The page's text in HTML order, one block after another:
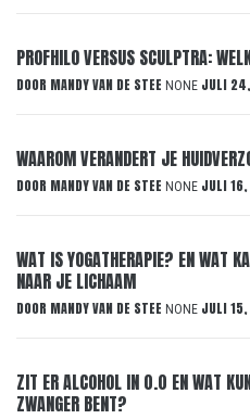
PROFHILO VERSUS SCULPTRA:
DOOR MANDY VAN DE STEE NONE JULI
WAAROM VERANDERT JE
DOOR MANDY VAN DE STEE NONE JULI
WAT IS YOGATHERAPIE? EN WAT
NAAR JE LICHAAM
DOOR MANDY VAN DE STEE NONE JULI
ZIT ER ALCOHOL IN 0.0 EN WAT
ZWANGER BENT?